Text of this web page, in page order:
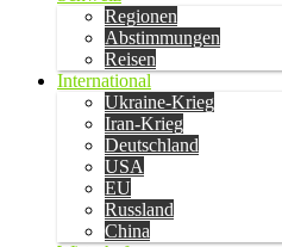
Regionen
Abstimmungen
Reisen
International
Ukraine-Krieg
Iran-Krieg
Deutschland
USA
EU
Russland
China